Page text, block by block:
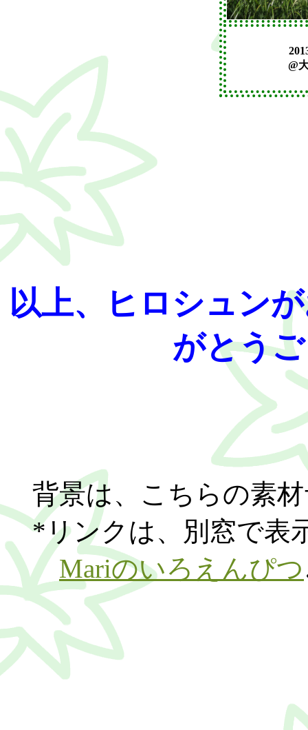
@
以上、ヒロシュン
がとう
背景は、こちらの素
*リンクは、別窓で表
Mariのいろえんぴつ